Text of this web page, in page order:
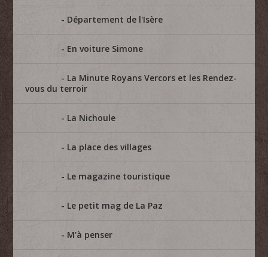
Département de l'Isère
En voiture Simone
La Minute Royans Vercors et les Rendez-
vous du terroir
La Nichoule
La place des villages
Le magazine touristique
Le petit mag de La Paz
M'à penser